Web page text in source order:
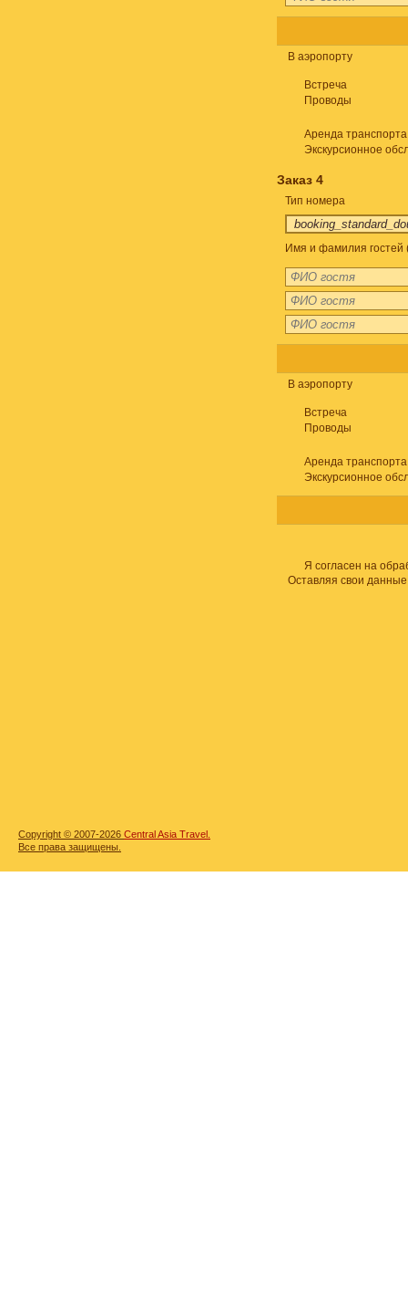
В аэропорту
Встреча
Проводы
Аренда транспорта
Экскурсионное
Заказ 4
Тип номера
Имя и фамилия гостей
В аэропорту
Встреча
Проводы
Аренда транспорта
Экскурсионное
Я согласен на
Оставляя свои
Copyright © 2007-2026 Central Asia Travel.
Все права защищены.